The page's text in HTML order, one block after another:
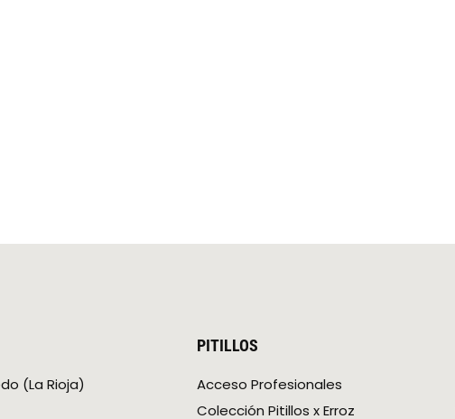
(La Rioja)
PITILLOS
Acceso Profesionales
Colección Pitillos x Erroz